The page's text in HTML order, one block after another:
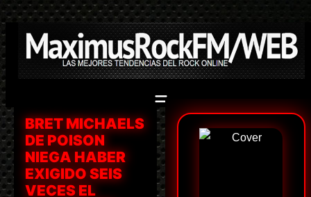
Saltar
al
contenido
BRET MICHAELS
DE POISON
NIEGA HABER
EXIGIDO SEIS
VECES EL